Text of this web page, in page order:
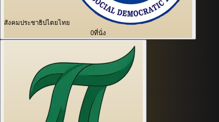
สังคมประชาธิปไตยไทย
0ที่นั่ง